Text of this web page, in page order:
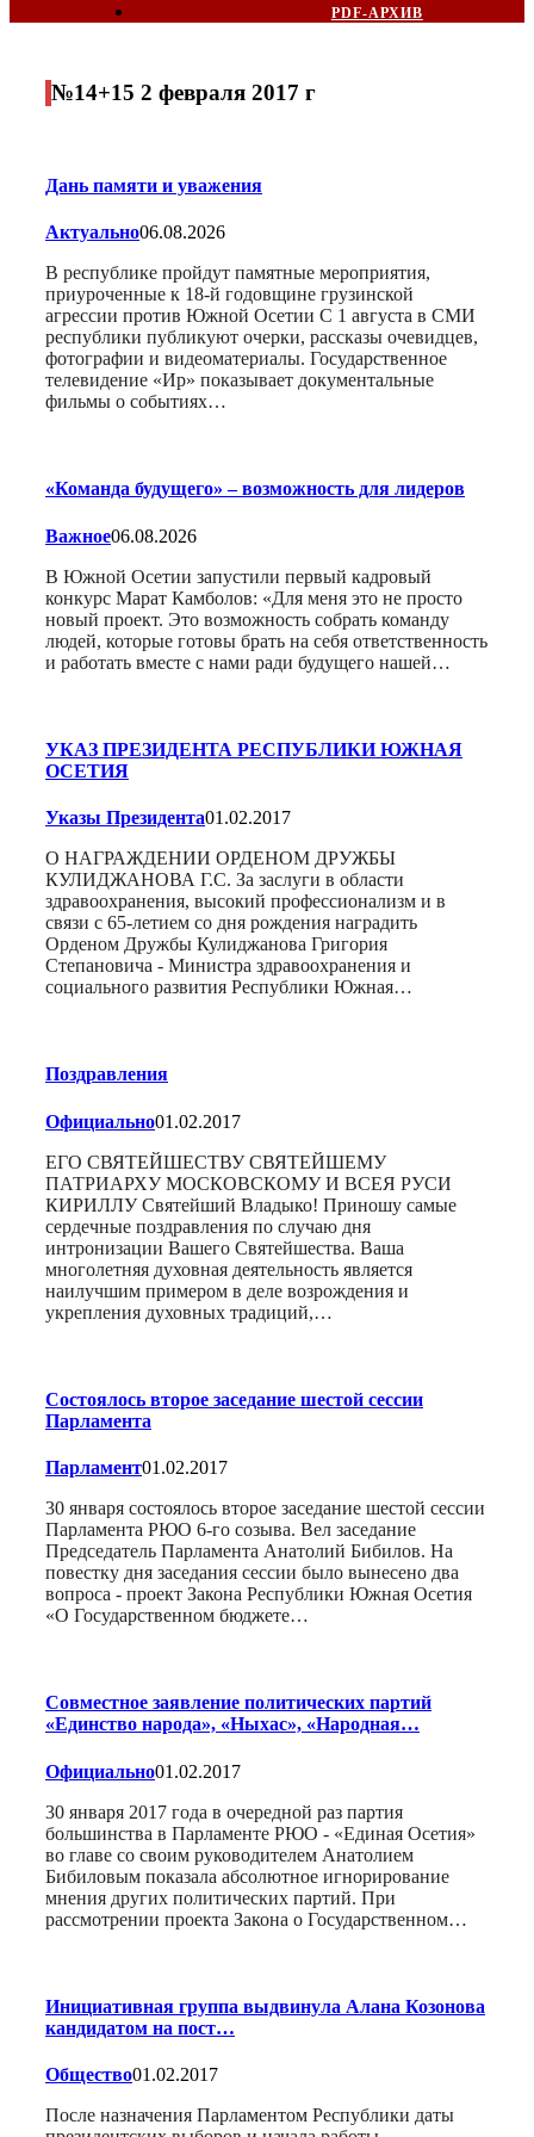
PDF-АРХИВ
№14+15 2 февраля 2017 г
Дань памяти и уважения
Актуально06.08.2026
В республике пройдут памятные мероприятия,
приуроченные к 18-й годовщине грузинской
агрессии против Южной Осетии С 1 августа в СМИ
республики публикуют очерки, рассказы очевидцев,
фотографии и видеоматериалы. Государственное
телевидение «Ир» показывает документальные
фильмы о событиях…
«Команда будущего» – возможность для лидеров
Важное06.08.2026
В Южной Осетии запустили первый кадровый
конкурс Марат Камболов: «Для меня это не просто
новый проект. Это возможность собрать команду
людей, которые готовы брать на себя ответственность
и работать вместе с нами ради будущего нашей…
УКАЗ ПРЕЗИДЕНТА РЕСПУБЛИКИ ЮЖНАЯ
ОСЕТИЯ
Указы Президента01.02.2017
О НАГРАЖДЕНИИ ОРДЕНОМ ДРУЖБЫ
КУЛИДЖАНОВА Г.С. За заслуги в области
здравоохранения, высокий профессионализм и в
связи с 65-летием со дня рождения наградить
Орденом Дружбы Кулиджанова Григория
Степановича - Министра здравоохранения и
социального развития Республики Южная…
Поздравления
Официально01.02.2017
ЕГО СВЯТЕЙШЕСТВУ СВЯТЕЙШЕМУ
ПАТРИАРХУ МОСКОВСКОМУ И ВСЕЯ РУСИ
КИРИЛЛУ Святейший Владыко! Приношу самые
сердечные поздравления по случаю дня
интронизации Вашего Святейшества. Ваша
многолетняя духовная деятельность является
наилучшим примером в деле возрождения и
укрепления духовных традиций,…
Состоялось второе заседание шестой сессии
Парламента
Парламент01.02.2017
30 января состоялось второе заседание шестой сессии
Парламента РЮО 6-го созыва. Вел заседание
Председатель Парламента Анатолий Бибилов. На
повестку дня заседания сессии было вынесено два
вопроса - проект Закона Республики Южная Осетия
«О Государственном бюджете…
Совместное заявление политических партий
«Единство народа», «Ныхас», «Народная…
Официально01.02.2017
30 января 2017 года в очередной раз партия
большинства в Парламенте РЮО - «Единая Осетия»
во главе со своим руководителем Анатолием
Бибиловым показала абсолютное игнорирование
мнения других политических партий. При
рассмотрении проекта Закона о Государственном…
Инициативная группа выдвинула Алана Козонова
кандидатом на пост…
Общество01.02.2017
После назначения Парламентом Республики даты